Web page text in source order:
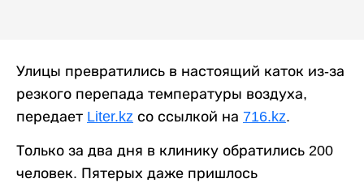
Улицы превратились в настоящий каток из-за
резкого перепада температуры воздуха,
передает Liter.kz со ссылкой на 716.kz.
Только за два дня в клинику обратились 200
человек. Пятерых даже пришлось